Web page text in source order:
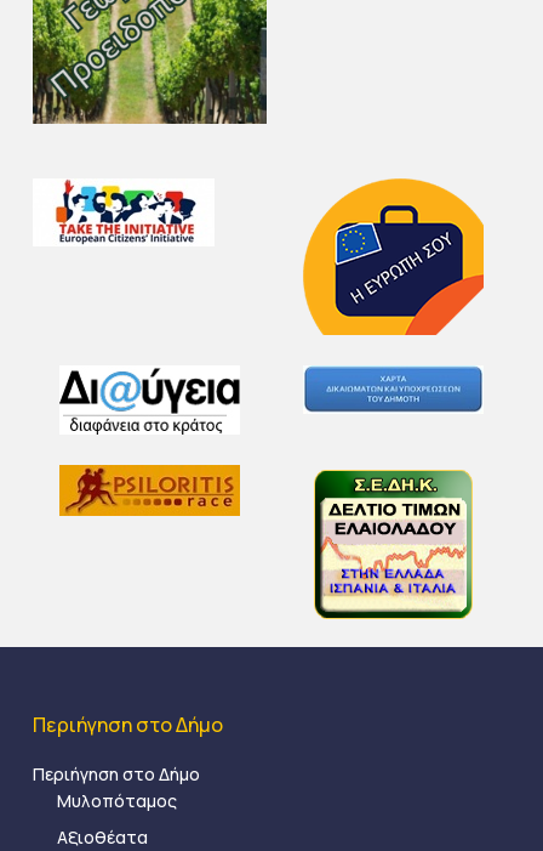
Περιήγηση στο Δήμο
Περιήγηση στο Δήμο
Μυλοπόταμος
Αξιοθέατα